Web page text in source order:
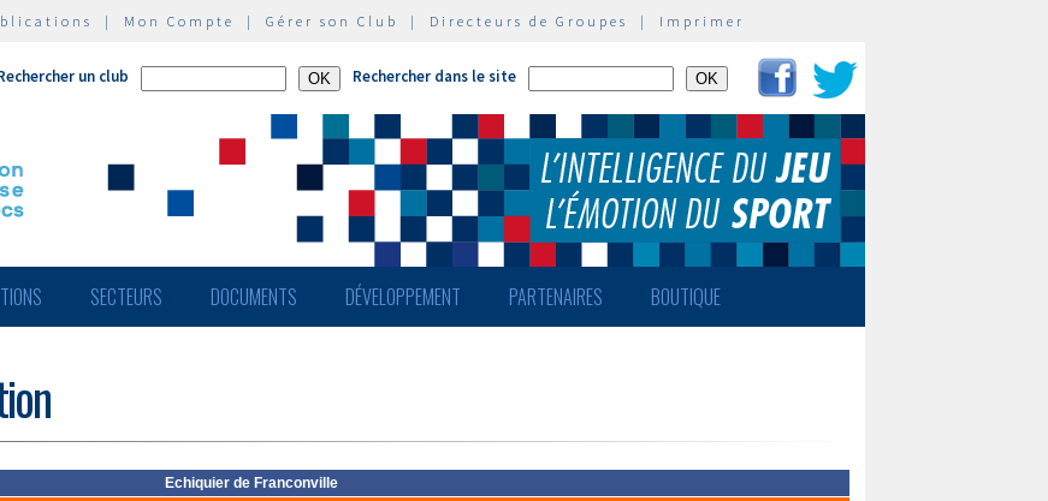
| Mon Compte | Gérer son Club | Directeurs de Groupes | Imprimer
un club Rechercher dans le site
SECTEURS DOCUMENTS DÉVELOPPEMENT PARTENAIRES BOUTIQUE
Echiquier de Franconville